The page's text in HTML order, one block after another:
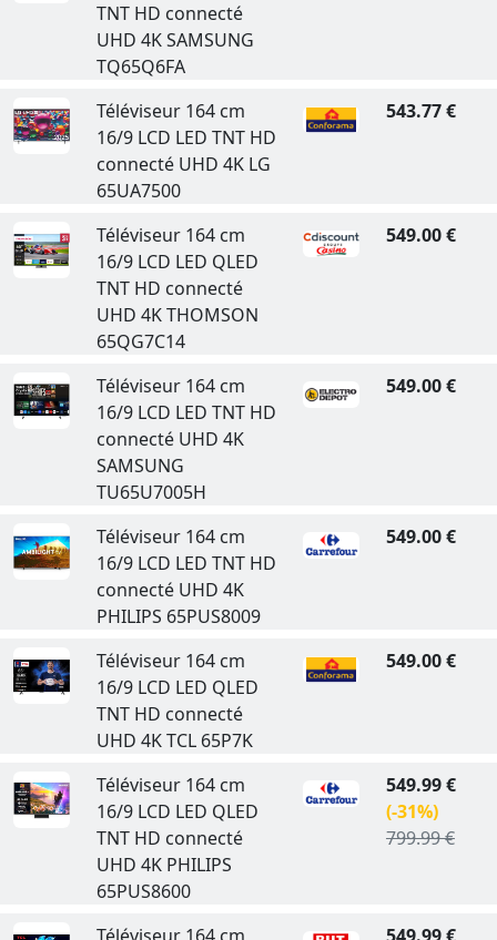
TNT HD connecté
UHD 4K SAMSUNG
TQ65Q6FA
Téléviseur 164 cm
16/9 LCD LED TNT HD
connecté UHD 4K LG
65UA7500
543.77 €
Téléviseur 164 cm
16/9 LCD LED QLED
TNT HD connecté
UHD 4K THOMSON
65QG7C14
549.00 €
Téléviseur 164 cm
16/9 LCD LED TNT HD
connecté UHD 4K
SAMSUNG
TU65U7005H
549.00 €
Téléviseur 164 cm
16/9 LCD LED TNT HD
connecté UHD 4K
PHILIPS 65PUS8009
549.00 €
Téléviseur 164 cm
16/9 LCD LED QLED
TNT HD connecté
UHD 4K TCL 65P7K
549.00 €
Téléviseur 164 cm
16/9 LCD LED QLED
TNT HD connecté
UHD 4K PHILIPS
65PUS8600
549.99 €
(-31%)
799.99 €